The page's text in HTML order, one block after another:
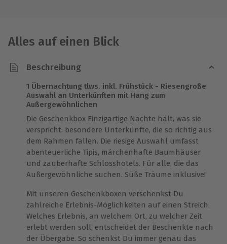
Alles auf einen Blick
Beschreibung
1 Übernachtung tlws. inkl. Frühstück - Riesengroße
Auswahl an Unterkünften mit Hang zum
Außergewöhnlichen
Die Geschenkbox Einzigartige Nächte hält, was sie
verspricht: besondere Unterkünfte, die so richtig aus
dem Rahmen fallen. Die riesige Auswahl umfasst
abenteuerliche Tipis, märchenhafte Baumhäuser
und zauberhafte Schlosshotels. Für alle, die das
Außergewöhnliche suchen. Süße Träume inklusive!
Mit unseren Geschenkboxen verschenkst Du
zahlreiche Erlebnis-Möglichkeiten auf einen Streich.
Welches Erlebnis, an welchem Ort, zu welcher Zeit
erlebt werden soll, entscheidet der Beschenkte nach
der Übergabe. So schenkst Du immer genau das